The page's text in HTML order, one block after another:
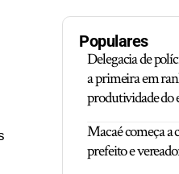
Populares
Delegacia de
a primeira em
produtividade do
Macaé começa a
prefeito e